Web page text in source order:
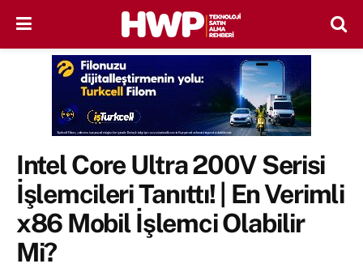
Intel Core Ultra 200V Serisi
İşlemcileri Tanıttı! | En Verimli
x86 Mobil İşlemci Olabilir
Mi?